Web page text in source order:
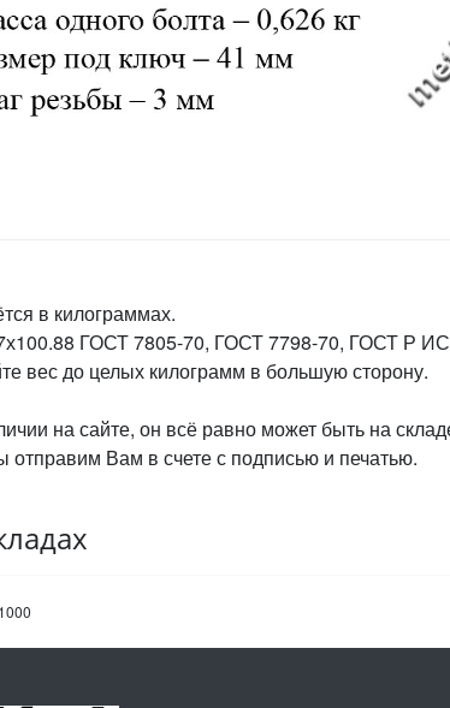
в килограммах.
ГОСТ 7805-70, ГОСТ 7798-70, ГОСТ Р
вес до целых килограмм в большую сторону.
на сайте, он всё равно может быть на
отправим Вам в счете с подписью и печатью.
1000